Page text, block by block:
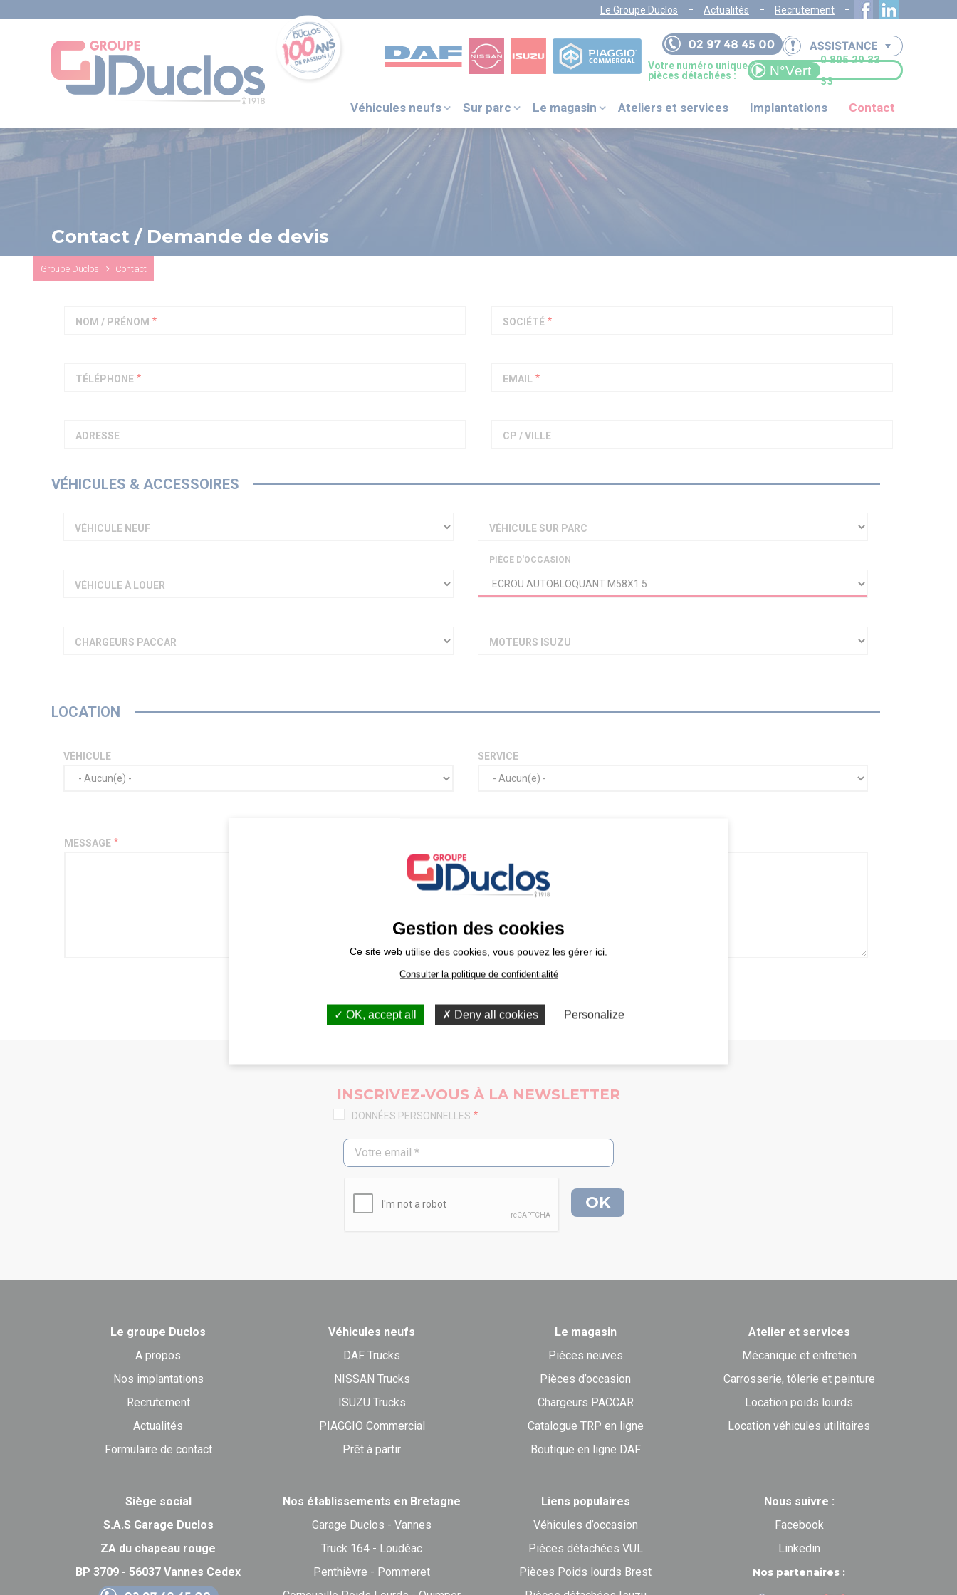
Le Groupe Duclos Actualités Recrutement
Votre numéro unique
pièces détachées :
0 805 29 33
33
Véhicules neufs Sur parc Le magasin Ateliers et services Implantations Contact
Contact / Demande de devis
Fil
d'Ariane
Groupe Duclos Contact
NOM / PRÉNOM SOCIÉTÉ
TÉLÉPHONE EMAIL
ADRESSE CP / VILLE
VÉHICULES & ACCESSOIRES
VÉHICULE NEUF VÉHICULE SUR PARC
VÉHICULE À LOUER
PIÈCE D'OCCASION
CHARGEURS PACCAR MOTEURS ISUZU
LOCATION
VÉHICULE SERVICE
MESSAGE
INSCRIVEZ-VOUS À LA NEWSLETTER
DONNÉES PERSONNELLES
Le groupe Duclos
A propos
Nos implantations
Recrutement
Actualités
Formulaire de contact
Véhicules neufs
DAF Trucks
NISSAN Trucks
ISUZU Trucks
PIAGGIO Commercial
Prêt à partir
Le magasin
Pièces neuves
Pièces d’occasion
Chargeurs PACCAR
Catalogue TRP en ligne
Boutique en ligne DAF
Atelier et services
Mécanique et entretien
Carrosserie, tôlerie et peinture
Location poids lourds
Location véhicules utilitaires
Siège social
S.A.S Garage Duclos
ZA du chapeau rouge
BP 3709 - 56037 Vannes Cedex
Nos établissements en Bretagne
Garage Duclos - Vannes
Truck 164 - Loudéac
Penthièvre - Pommeret
Liens populaires
Véhicules d’occasion
Pièces détachées VUL
Pièces Poids lourds Brest
Nous suivre :
Facebook
Linkedin
Nos partenaires :
VOTRE NUMÉRO UNIQUE
PIÈCES DÉTACHÉES :
0 805 29 33
33
+33 (0) 1 41 85 83 79
Gestion des cookies
Ce site web utilise des cookies, vous pouvez les gérer ici.
Consulter la politique de confidentialité
OK, accept all Deny all cookies Personalize